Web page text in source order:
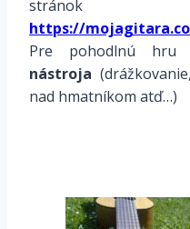
https://
Pre pohodlnú
nástroja
nad hmatníkom atď…)